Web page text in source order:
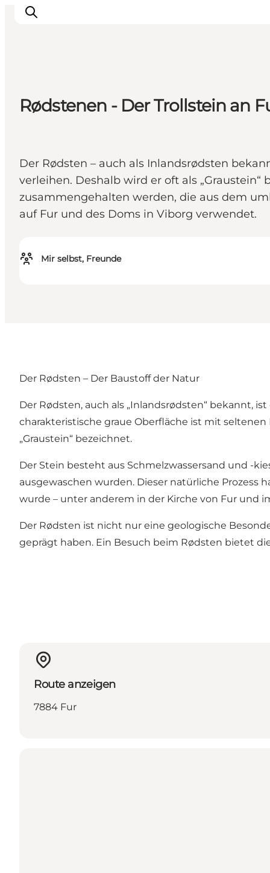
Inspiration
Reiseplanung
Rødstenen - Der Trollstein an
Der Rødsten – auch als Inlandsrødsten
verleihen. Deshalb wird er oft als
zusammengehalten werden, die aus dem
auf Fur und des Doms in Viborg verwendet.
Mir selbst, Freunde
Der Rødsten – Der Baustoff der Natur
Der Rødsten, auch als „Inlandsrødsten“ bekannt,
charakteristische graue Oberfläche ist mit
„Graustein“ bezeichnet.
Der Stein besteht aus Schmelzwassersand und -
ausgewaschen wurden. Dieser natürliche
wurde – unter anderem in der Kirche von Fur und
Der Rødsten ist nicht nur eine geologische
geprägt haben. Ein Besuch beim Rødsten bietet
Route anzeigen
7884 Fur